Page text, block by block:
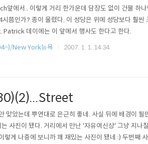
앞에서.. 이렇게 거리 한가운데 담장도 없이 건물 하
쯤인가? 종이 울렸다. 이 성당은 위에 성당보다 훨씬
Patrick 데이에는 이 앞에서 행사도 한다고 한다.
New York뉴욕
2007. 1. 1. 14:34
맞았는데 뿌연대로 은근히 좋네. 사실 뒤에 배경이
사진이 됐다. 거리에서 만난 '자유여신상' 그냥 지나
렇게 나중에 보니까 꽤 재밌는 사진이 됐네 :) 두번째